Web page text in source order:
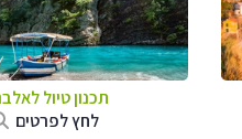
תכנון טיול
לחץ לפרטים